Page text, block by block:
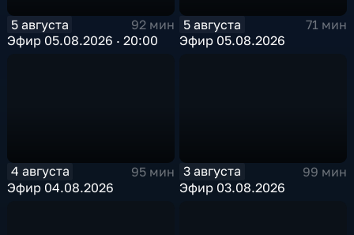
5 августа
92 мин
Эфир 05.08.2026 · 20:00
5 августа
71 мин
Эфир 05.08.2026
4 августа
95 мин
Эфир 04.08.2026
3 августа
99 мин
Эфир 03.08.2026